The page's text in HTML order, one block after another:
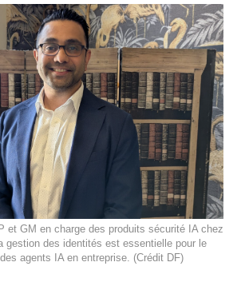
et GM en charge des produits sécurité IA chez
gestion des identités est essentielle pour le
agents IA en entreprise. (Crédit DF)